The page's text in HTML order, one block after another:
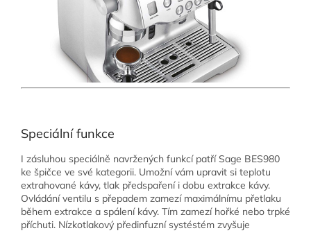
Speciální funkce
I zásluhou speciálně navržených funkcí patří Sage BES980
ke špičce ve své kategorii. Umožní vám upravit si teplotu
extrahované kávy, tlak předspaření i dobu extrakce kávy.
Ovládání ventilu s přepadem zamezí maximálnímu přetlaku
během extrakce a spálení kávy. Tím zamezí hořké nebo trpké
příchuti. Nízkotlakový předinfuzní systéstém zvyšuje